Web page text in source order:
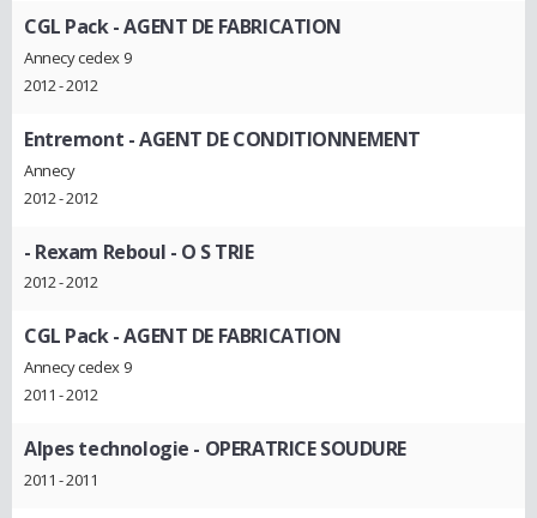
CGL Pack- AGENT DE FABRICATION
Annecy cedex 9
2012 - 2012
Entremont - AGENT DE CONDITIONNEMENT
Annecy
2012 - 2012
- Rexam Reboul - O S TRIE
2012 - 2012
CGL Pack- AGENT DE FABRICATION
Annecy cedex 9
2011 - 2012
Alpes technologie - OPERATRICE SOUDURE
2011 - 2011